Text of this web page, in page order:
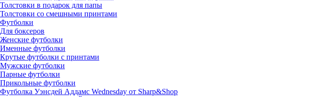
Толстовки в подарок для папы
Толстовки со смешными принтами
Футболки
Для боксеров
Женские футболки
Именные футболки
Крутые футболки с принтами
Мужские футболки
Парные футболки
Прикольные футболки
Футболка Уэнсдей Аддамс Wednesday от Sharp&Shop